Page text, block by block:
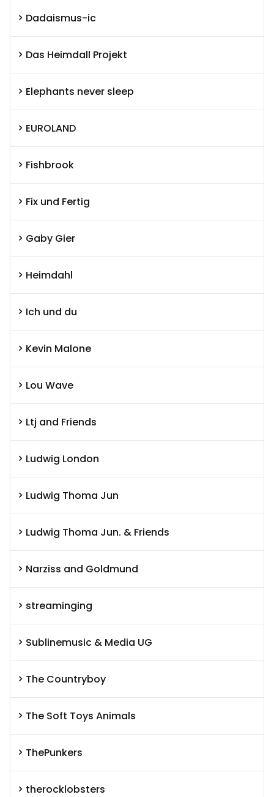
Dadaismus-ic
Das Heimdall Projekt
Elephants never sleep
EUROLAND
Fishbrook
Fix und Fertig
Gaby Gier
Heimdahl
Ich und du
Kevin Malone
Lou Wave
Ltj and Friends
Ludwig London
Ludwig Thoma Jun
Ludwig Thoma Jun. & Friends
Narziss and Goldmund
streaminging
Sublinemusic & Media UG
The Countryboy
The Soft Toys Animals
ThePunkers
therocklobsters